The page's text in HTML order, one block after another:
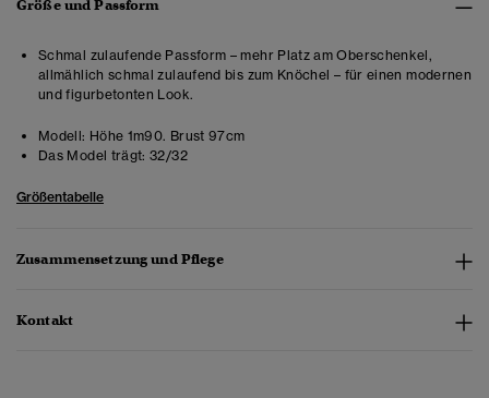
Größe und Passform
Schmal zulaufende Passform – mehr Platz am Oberschenkel,
allmählich schmal zulaufend bis zum Knöchel – für einen modernen
und figurbetonten Look.
Modell: Höhe 1m90. Brust 97cm
Das Model trägt: 32/32
Größentabelle
Zusammensetzung und Pflege
Kontakt